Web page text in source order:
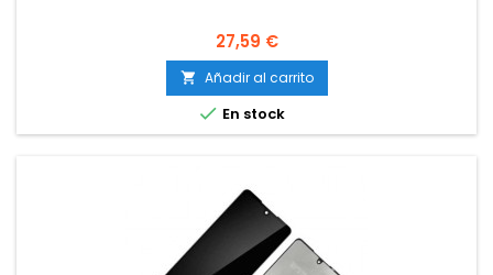
Precio
27,59 €
 Añadir al carrito
 En stock